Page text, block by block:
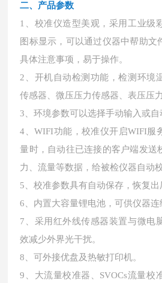
二、 产品参数
1、校准仪造型美观，采用工业级
图标显示，可以通过仪器中帮助文
具体注意事项，易于操作。
2、开机自动检测功能，检测环境
传感器、微压压力传感器、表压压
3、环境参数可以选择手动输入或自
4、WIFI功能，校准仪开启WIFI服
量时，自动往已连接的客户端发送
力、流量等数据，给被检仪器自动
5、校准参数具有自动保存，恢复出
6、内置大容量锂电池，可供仪器连
7、采用红外线传感器装置与微电
效减少外界光干扰。
8、可外接优盘及热敏打印机。
9、大流量校准器、SVOCs流量校